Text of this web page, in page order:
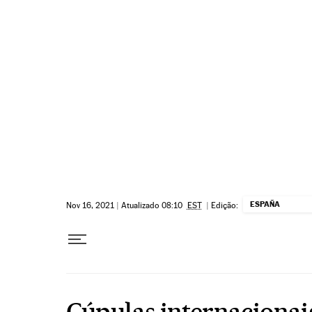
Nov 16, 2021 | Atualizado 08:10 EST | Edição: ESPAÑA